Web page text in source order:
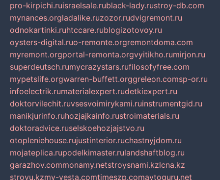
pro-kirpichi.ruisraelsale.rublack-lady.rustroy-db.com
mynances.orgladalike.ruzozor.rudvigremont.ru
odnokartinki.ruhtccare.rublogizotovoy.ru
oysters-digital.ruo-remonte.orgremontdoma.com
myremont.orgportal-remonta.orgvyitikho.rumirjon.ru
superdeutsch.rumycrazystars.rufilosofyfree.com
mypetslife.orgwarren-buffett.orggreleon.comsp-or.ru
infoelectrik.rumaterialexpert.rudetkiexpert.ru
doktorvilechit.ruvsesvoimirykami.ruinstrumentgid.ru
manikjurinfo.ruhozjajkainfo.rustroimaterials.ru
doktoradvice.ruselskoehozjajstvo.ru
otopleniehouse.rujustinterior.ruchastnyjdom.ru
mojateplica.rupodelkimaster.rulandshaftblog.ru
garazhov.commonamy.netstroysnami.kzlcna.kz
stroyu.kzmy-vesta.comtimeszp.comavtoguru.net